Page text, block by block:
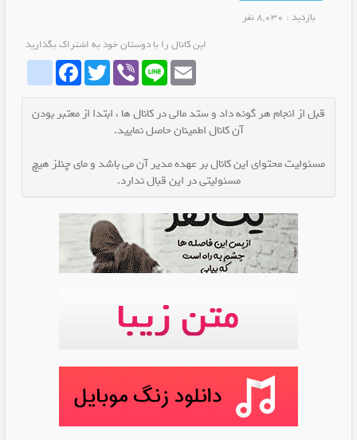
بازدید : 8,030 نفر
این کانال را با دوستان خود به اشتراک بگذارید
whatrubikaFacebookTwitter Viber Line Email
قبل از انجام هر گونه داد و ستد مالی در کانال ها ، ابتدا از معتبر بودن
آن کانال اطمینان حاصل نمایید.
مسئولیت محتوای این کانال بر عهده مدیر آن می باشد و مای چنلز هیچ
مسئولیتی در این قبال ندارد.